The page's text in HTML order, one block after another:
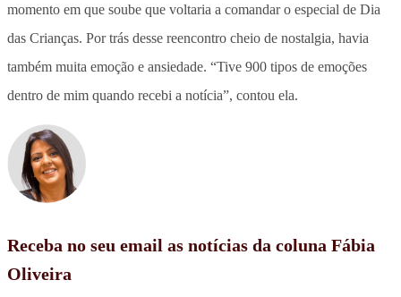
momento em que soube que voltaria a comandar o especial de Dia
das Crianças. Por trás desse reencontro cheio de nostalgia, havia
também muita emoção e ansiedade. “Tive 900 tipos de emoções
dentro de mim quando recebi a notícia”, contou ela.
Receba no seu email as notícias da coluna Fábia
Oliveira